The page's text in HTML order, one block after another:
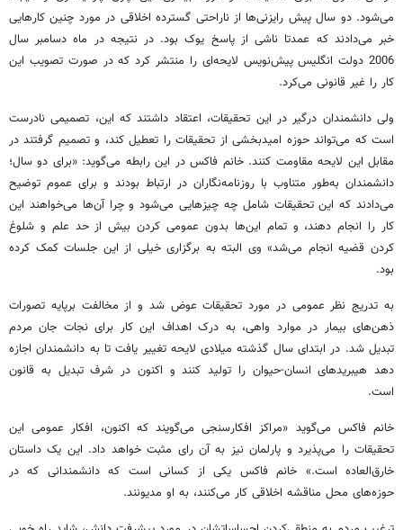
می‌شود. دو سال پیش رایزنی‌ها از ناراحتی گسترده اخلاقی در مورد چنین کارهایی
خبر می‌دادند که عمدتا ناشی از پاسخ یوک بود. در نتیجه در ماه دسامبر سال
2006 دولت انگلیس پیش‌نویس لایحه‌ای را منتشر کرد که در صورت تصویب این
کار را غیر قانونی می‌کرد.
ولی دانشمندان درگیر در این تحقیقات، اعتقاد داشتند که این، تصمیمی نادرست
است که می‌تواند حوزه امیدبخشی از تحقیقات را تعطیل کند، و تصمیم گرفتند در
مقابل این لایحه مقاومت کنند. خانم فاکس در این رابطه می‌گوید: «برای دو سال؛
دانشمندان به‌طور متناوب با روزنامه‌نگاران در ارتباط بودند و برای عموم توضیح
می‌دادند که این تحقیقات شامل چه چیزهایی می‌شود و چرا آن‌ها می‌خواهند این
کار را انجام دهند، و تمام این‌ها بدون عمومی کردن بیش از حد علم و شلوغ
کردن قضیه انجام می‌شد» وی البته به برگزاری خیلی از این جلسات کمک کرده
بود.
به تدریج نظر عمومی در مورد تحقیقات عوض شد و از مخالفت بر‌پایه تصورات
ذهن‌های بیمار در موارد واهی، به درک اهداف این کار برای نجات جان مردم
تبدیل شد. در ابتدای سال گذشته میلادی لایحه تغییر یافت تا به دانشمندان اجازه
دهد هیبریدهای انسان-حیوان را تولید کنند و اکنون در شرف تبدیل به قانون
است.
خانم فاکس می‌گوید «مراکز افکارسنجی می‌گویند که اکنون، افکار عمومی این
تحقیقات را می‌پذیرد و پارلمان نیز به آن رای مثبت خواهد داد. این یک داستان
خارق‌العاده است.» خانم فاکس یکی از کسانی است که دانشمندانی که در
حوزه‌های محل مناقشه اخلاقی کار می‌کنند، به او مدیونند.